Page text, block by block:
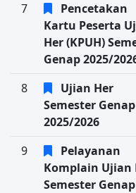
7
Pencetakan
Kartu Peserta
Her (KPUH)
Genap 2025/
8
Ujian Her
Semester Genap
2025/2026
9
Pelayanan
Komplain Ujian
Semester Genap